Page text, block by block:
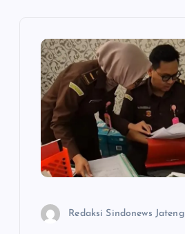
Redaksi Sindonews Jateng